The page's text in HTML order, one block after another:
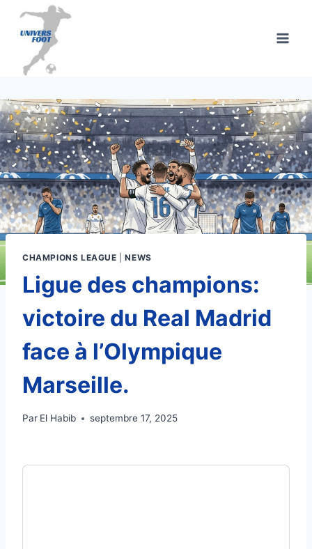
Aller
contenu
CHAMPIONS LEAGUE |NEWS
Ligue des champions:
victoire du Real Madrid
face à l’Olympique
Marseille.
Par El Habib septembre 17, 2025